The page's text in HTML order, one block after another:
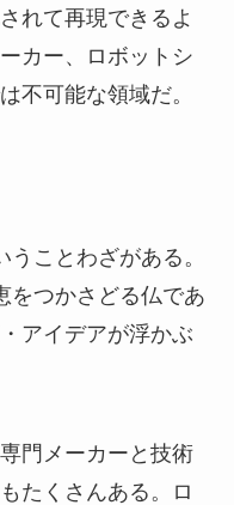
れて再現できるよ
カー、ロボットシ
不可能な領域だ。
うことわざがある。
をつかさどる仏であ
アイデアが浮かぶ
門メーカーと技術
たくさんある。ロ